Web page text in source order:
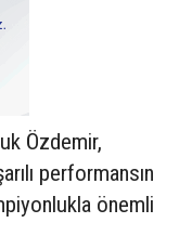
Özdemir,
performansın
önemli